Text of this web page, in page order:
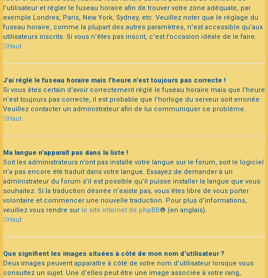
l’utilisateur et régler le fuseau horaire afin de trouver votre zone adéquate, par
exemple Londres, Paris, New York, Sydney, etc. Veuillez noter que le réglage du
fuseau horaire, comme la plupart des autres paramètres, n’est accessible qu’aux
utilisateurs inscrits. Si vous n’êtes pas inscrit, c’est l’occasion idéale de le faire.
Haut
J’ai réglé le fuseau horaire mais l’heure n’est toujours pas correcte !
Si vous êtes certain d’avoir correctement réglé le fuseau horaire mais que l’heure
n’est toujours pas correcte, il est probable que l’horloge du serveur soit erronée.
Veuillez contacter un administrateur afin de lui communiquer ce problème.
Haut
Ma langue n’apparaît pas dans la liste !
Soit les administrateurs n’ont pas installé votre langue sur le forum, soit le logiciel
n’a pas encore été traduit dans votre langue. Essayez de demander à un
administrateur du forum s’il est possible qu’il puisse installer la langue que vous
souhaitez. Si la traduction désirée n’existe pas, vous êtes libre de vous porter
volontaire et commencer une nouvelle traduction. Pour plus d’informations,
veuillez vous rendre sur le site internet de phpBB® (en anglais).
Haut
Que signifient les images situées à côté de mon nom d’utilisateur ?
Deux images peuvent apparaître à côté de votre nom d’utilisateur lorsque vous
consultez un sujet. Une d’elles peut être une image associée à votre rang,